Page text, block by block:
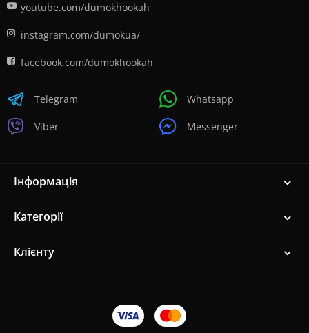
youtube.com/dumokhookah
instagram.com/dumokua/
facebook.com/dumokhookah
Telegram
Viber
Whatsapp
Messenger
Інформація
Категорії
Клієнту